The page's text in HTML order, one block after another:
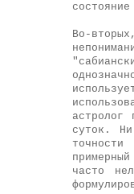
Во-
астролог
суток.
часто